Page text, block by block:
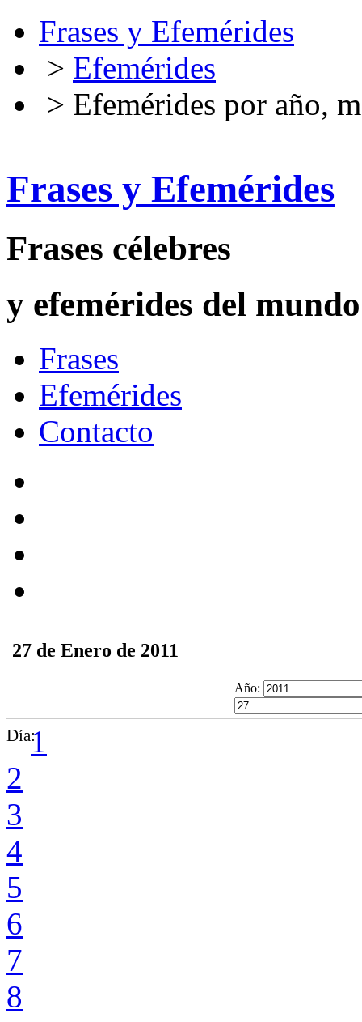
Frases y Efemérides
> Efemérides
> Efemérides por año,
Frases y Efemérides
Frases célebres
y efemérides del mundo
Frases
Efemérides
Contacto
27 de Enero de 2011
Año:
Día:1
2
3
4
5
6
7
8